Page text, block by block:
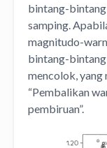
bintang-
samping.
magnitudo-
bintang-
mencolok, yang
“Pembalikan
pembiruan”.